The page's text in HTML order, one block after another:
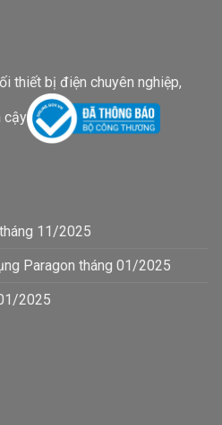
thiết bị điện chuyên nghiệp,
cậy
11/2025
Paragon tháng 01/2025
2025